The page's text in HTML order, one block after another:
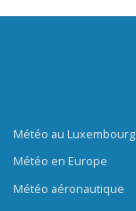
Météo au Luxembourg
Météo en Europe
Météo aéronautique